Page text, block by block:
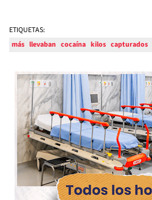
ETIQUETAS:
más llevaban cocaína kilos capturados